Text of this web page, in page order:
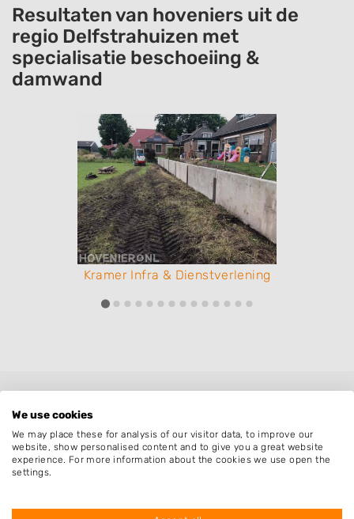
Resultaten van hoveniers uit de
regio Delfstrahuizen met
specialisatie beschoeiing &
damwand
Kramer Infra & Dienstverlening
Nieuw in Delfstrahui..
We use cookies
We may place these for analysis of our visitor data, to improve our
website, show personalised content and to give you a great website
experience. For more information about the cookies we use open the
settings.